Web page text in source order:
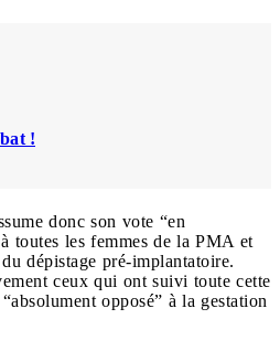
!
donc son vote “en
toutes les femmes de la PMA et
dépistage pré-implantatoire.
ceux qui ont suivi toute cette
opposé” à la gestation